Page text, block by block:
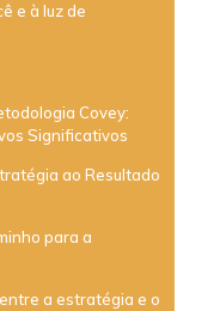
e à luz de
Covey:
Significativos
ao Resultado
para a
a estratégia e o